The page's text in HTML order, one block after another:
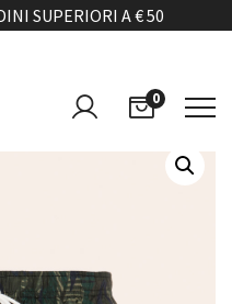
SUPERIORI A € 50
0